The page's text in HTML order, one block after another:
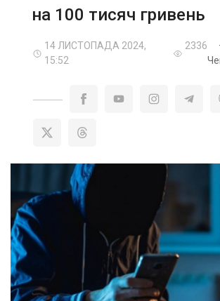
на 100 тисяч гривень
14 ЛИСТОПАДА 2024,
15:52
2336